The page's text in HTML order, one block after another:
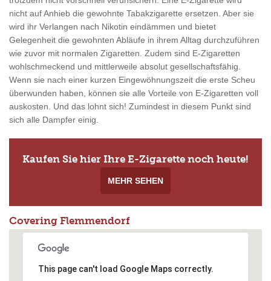
nicht auf Anhieb die gewohnte Tabakzigarette ersetzen. Aber sie
wird ihr Verlangen nach Nikotin eindämmen und bietet
Gelegenheit die gewohnten Abläufe in ihrem Alltag durchzuführen
wie zuvor mit normalen Zigaretten. Zudem sind E-Zigaretten
wohlschmeckend und mittlerweile absolut gesellschaftsfähig.
Wenn sie nach einer kurzen Eingewöhnungszeit die erste Scheu
überwunden haben, können sie alle Vorteile von E-Zigaretten voll
auskosten. Und das lohnt sich! Zumindest in diesem Punkt sind
sich alle Dampfer einig.
Kaufen Sie hier Ihre E-Zigarette noch heute!
MEHR SEHEN
Covering Flemmendorf
This page can't load Google Maps correctly.